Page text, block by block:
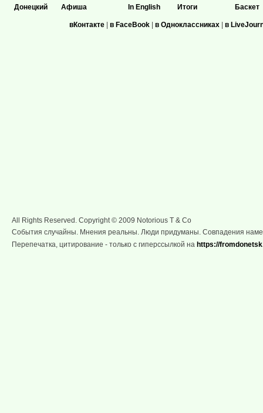
Донецкий
Афиша
In English
Итоги
Баскет
вКонтакте | в FaceBook | в Одноклассниках | в
All Rights Reserved. Copyright © 2009 Notorious T & Co
События случайны. Мнения реальны. Люди придуманы. Совпадения
Перепечатка, цитирование - только с гиперссылкой на https://